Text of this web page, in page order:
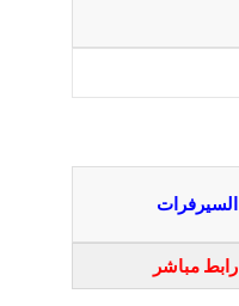
السيرفرات
رابط مباشر